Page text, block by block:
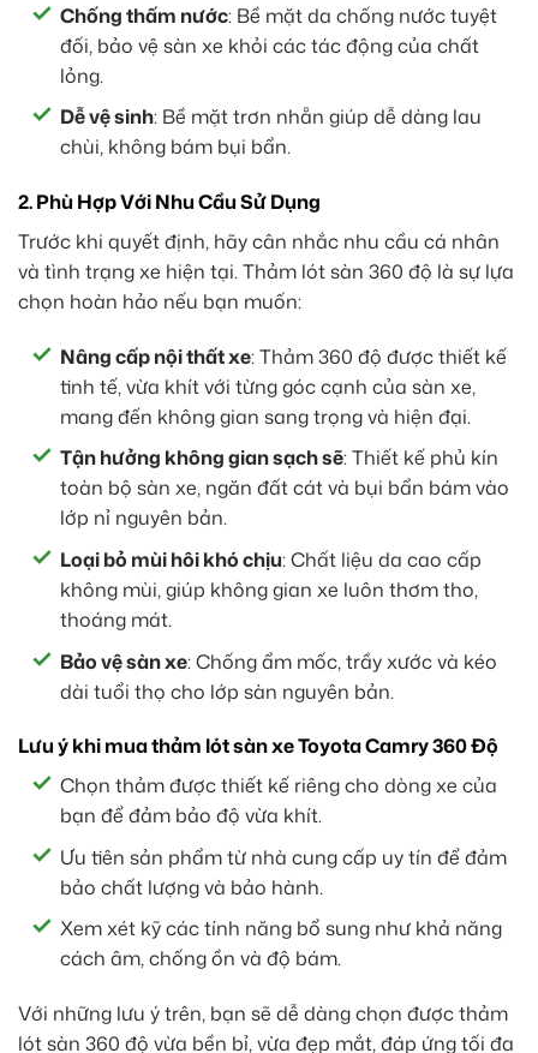
Chống thấm nước: Bề mặt da chống nước tuyệt
đối, bảo vệ sàn xe khỏi các tác động của chất
lỏng.
Dễ vệ sinh: Bề mặt trơn nhẵn giúp dễ dàng lau
chùi, không bám bụi bẩn.
2. Phù Hợp Với Nhu Cầu Sử Dụng
Trước khi quyết định, hãy cân nhắc nhu cầu cá nhân
và tình trạng xe hiện tại. Thảm lót sàn 360 độ là sự lựa
chọn hoàn hảo nếu bạn muốn:
Nâng cấp nội thất xe: Thảm 360 độ được thiết kế
tinh tế, vừa khít với từng góc cạnh của sàn xe,
mang đến không gian sang trọng và hiện đại.
Tận hưởng không gian sạch sẽ: Thiết kế phủ kín
toàn bộ sàn xe, ngăn đất cát và bụi bẩn bám vào
lớp nỉ nguyên bản.
Loại bỏ mùi hôi khó chịu: Chất liệu da cao cấp
không mùi, giúp không gian xe luôn thơm tho,
thoáng mát.
Bảo vệ sàn xe: Chống ẩm mốc, trầy xước và kéo
dài tuổi thọ cho lớp sàn nguyên bản.
Lưu ý khi mua thảm lót sàn xe Toyota Camry 360 Độ
Chọn thảm được thiết kế riêng cho dòng xe của
bạn để đảm bảo độ vừa khít.
Ưu tiên sản phẩm từ nhà cung cấp uy tín để đảm
bảo chất lượng và bảo hành.
Xem xét kỹ các tính năng bổ sung như khả năng
cách âm, chống ồn và độ bám.
Với những lưu ý trên, bạn sẽ dễ dàng chọn được thảm
lót sàn 360 độ vừa bền bỉ, vừa đẹp mắt, đáp ứng tối đa